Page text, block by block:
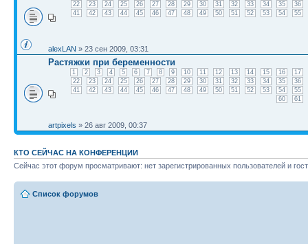
22
23 24 25 26 27 28 29 30 31 32 33 34 35
36
41
42 43 44 45 46 47 48 49 50 51 52 53 54 55
alexLAN » 23 сен 2009, 03:31
Растяжки при беременности
1 2 3 4 5 6 7 8 9 10 11 12 13 14 15 16
17
22
23 24 25 26 27 28 29 30 31 32 33 34 35
36
41
42 43 44 45 46 47 48 49 50 51 52 53 54
55
60
61
artpixels » 26 авг 2009, 00:37
КТО СЕЙЧАС НА КОНФЕРЕНЦИИ
Сейчас этот форум просматривают: нет зарегистрированных пользователей и
Список форумов